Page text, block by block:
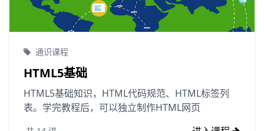
通识课程
HTML5基础
HTML5基础知识，HTML代码规范、HTML标签列
表。学完教程后，可以独立制作HTML网页